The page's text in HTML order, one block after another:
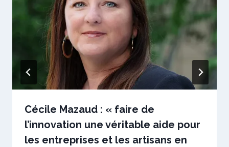
Cécile Mazaud : « faire de
l’innovation une véritable aide pour
les entreprises et les artisans en